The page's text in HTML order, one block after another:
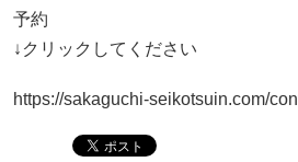
予約
↓クリックしてください
https://sakaguchi-seikotsuin.com/